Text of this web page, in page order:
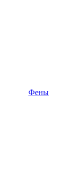
Фены